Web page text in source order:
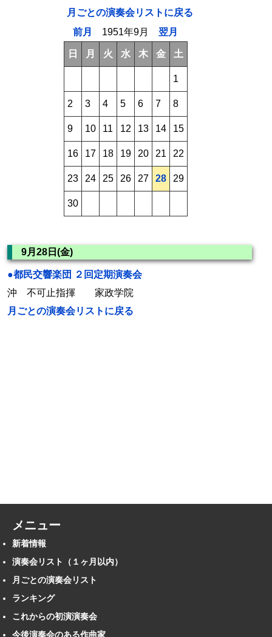
月ごとの演奏会リストに戻る
前月
1951年9月翌月
日 月 火 水 木 金 土
1
2 3 4 5 6 7 8
9 10 11 12 13 14 15
16 17 18 19 20 21 22
23 24 25 26 27 28 29
30
9月28日(金)
●都民交響楽団 ２回定期演奏会
沖 不可止指揮 家政学院
月ごとの演奏会リストに戻る
メニュー
新着情報
演奏会リスト（１ヶ月以内）
月ごとの演奏会リスト
ランキング
これからの初演演奏会
今後演奏会のある作曲家